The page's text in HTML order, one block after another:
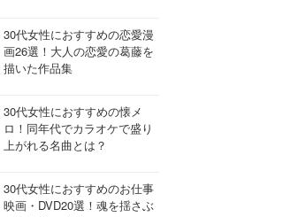
30代女性におすすめの恋愛漫
画26選！大人の恋愛の葛藤を
描いた作品集
30代女性におすすめの懐メ
ロ！同年代でカラオケで盛り
上がれる名曲とは？
30代女性におすすめのお仕事
映画・DVD20選！魂を揺さぶ